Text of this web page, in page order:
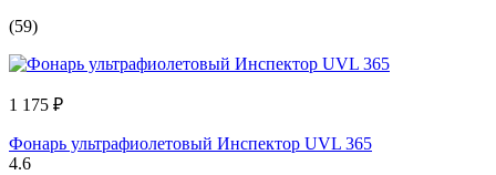
(59)
1 175 ₽
Фонарь ультрафиолетовый Инспектор UVL 365
4.6